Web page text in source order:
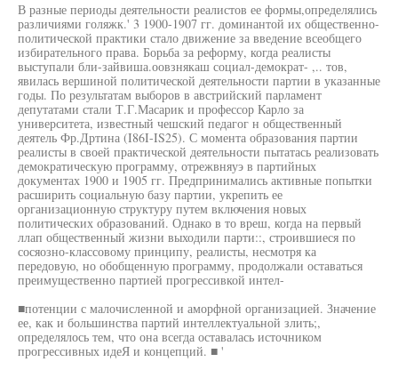
В разные периоды деятельности реалистов ее формы,определялись
различиями голяжк.' 3 1900-1907 гг. доминантой их общественно-
политической практики стало движение за введение всеобщего
избирательного права. Борьба за реформу, когда реалисты
выступали бли-зайвиша.оовзнякаш социал-демократ- ,.. тов,
явилась вершиной политической деятельности партии в указанные
годы. По результатам выборов в австрийский парламент
депутатами стали Т.Г.Масарик и профессор Карло за
университета, известный чешский педагог н общественный
деятель Фр.Дртина (I86I-IS25). С момента образования партии
реалисты в своей практической деятельности пытатась реализовать
демократическую программу, отрежвняуэ в партийных
документах 1900 и 1905 гг. Предпринимались активные попытки
расширить социальную базу партии, укрепить ее
организационную структуру путем включения новых
политических образований. Однако в то вреш, когда на первый
ллап общественный жизни выходили парти::, строившиеся по
сосяозно-классовому принципу, реалисты, несмотря ка
передовую, но обобщенную программу, продолжали оставаться
преимущественно партией прогрессивкой интел-
■потенции с малочисленной и аморфной организацией. Значение
ее, как и большинства партий интеллектуальной злить;,
определялось тем, что она всегда оставалась источником
прогрессивных идеЯ и концепций. ■ '